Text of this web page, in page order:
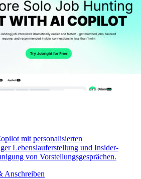
mit personalisierten
Lebenslauferstellung und Insider-
von Vorstellungsgesprächen.
Anschreiben